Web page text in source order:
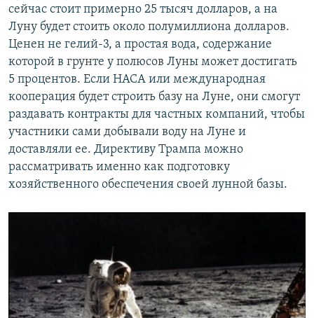
сейчас стоит примерно 25 тысяч долларов, а на
Луну будет стоить около полумиллиона долларов.
Ценен не гелий-3, а простая вода, содержание
которой в грунте у полюсов Луны может достигать
5 процентов. Если НАСА или международная
кооперация будет строить базу на Луне, они смогут
раздавать контракты для частных компаний, чтобы
участники сами добывали воду на Луне и
доставляли ее. Директиву Трампа можно
рассматривать именно как подготовку
хозяйственного обеспечения своей лунной базы.